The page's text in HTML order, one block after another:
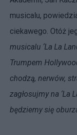
musicalu,
ciekawego. Otóż
musicalu ‘La La
Trumpem
chodzą, nerwów,
zagłosujmy na ‘La
będziemy się